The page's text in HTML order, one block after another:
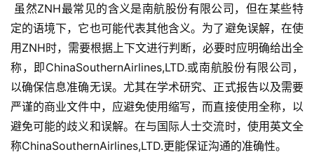
定的语境下，它也可能代表其他含义。为了避免误解，在使
用ZNH时，需要根据上下文进行判断，必要时应明确给出全
称，即ChinaSouthernAirlines,LTD.或南航股份有限公司，
以确保信息准确无误。尤其在学术研究、正式报告以及需要
严谨的商业文件中，应避免使用缩写，而直接使用全称，以
避免可能的歧义和误解。在与国际人士交流时，使用英文全
称ChinaSouthernAirlines,LTD.更能保证沟通的准确性。